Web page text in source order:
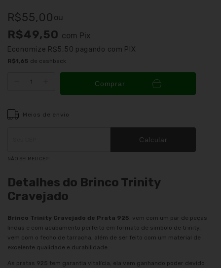
R$55,00 ou
R$49,50 com Pix
Economize R$5,50 pagando com PIX
R$1,65 de cashback
Comprar
Meios de envio
ALTERAR CEP
Calcular
NÃO SEI MEU CEP
Detalhes do Brinco Trinity
Cravejado
Brinco Trinity Cravejado de Prata 925, vem com um par de peças
lindas e com acabamento perfeito em formato de símbolo de trinity,
vem com o fecho de tarracha, além de ser feito com um material de
excelente qualidade e durabilidade.
As pratas 925 tem garantia vitalícia, ela vem ganhando poder devido